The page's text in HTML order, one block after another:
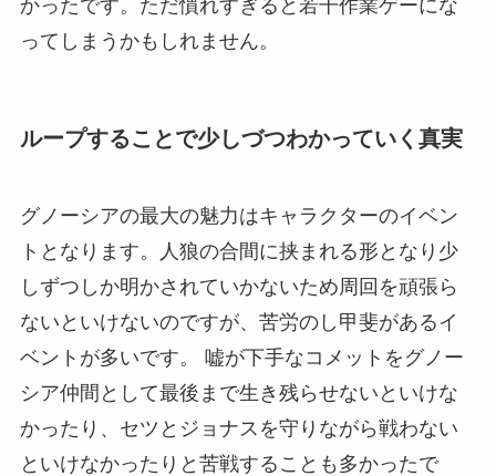
かったです。ただ慣れすぎると若干作業ゲーにな
ってしまうかもしれません。
ループすることで少しづつわかっていく真実
グノーシアの最大の魅力はキャラクターのイベン
トとなります。人狼の合間に挟まれる形となり少
しずつしか明かされていかないため周回を頑張ら
ないといけないのですが、苦労のし甲斐があるイ
ベントが多いです。 嘘が下手なコメットをグノー
シア仲間として最後まで生き残らせないといけな
かったり、セツとジョナスを守りながら戦わない
といけなかったりと苦戦することも多かったで